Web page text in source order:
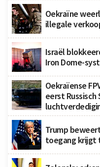
Oekraïne
illegale
Israël
Iron Dome-
Oekraïense
eerst Russisch
Trump
toegang krijgt